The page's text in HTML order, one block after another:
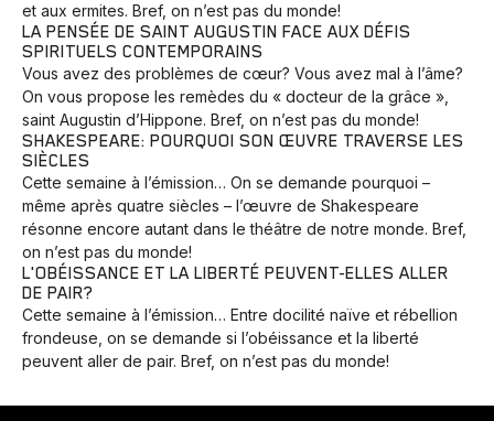
et aux ermites. Bref, on n’est pas du monde!
LA PENSÉE DE SAINT AUGUSTIN FACE AUX DÉFIS
SPIRITUELS CONTEMPORAINS
Vous avez des problèmes de cœur? Vous avez mal à l’âme?
On vous propose les remèdes du « docteur de la grâce »,
saint Augustin d’Hippone. Bref, on n’est pas du monde!
SHAKESPEARE: POURQUOI SON ŒUVRE TRAVERSE LES
SIÈCLES
Cette semaine à l’émission… On se demande pourquoi –
même après quatre siècles – l’œuvre de Shakespeare
résonne encore autant dans le théâtre de notre monde. Bref,
on n’est pas du monde!
L'OBÉISSANCE ET LA LIBERTÉ PEUVENT-ELLES ALLER
DE PAIR?
Cette semaine à l’émission… Entre docilité naïve et rébellion
frondeuse, on se demande si l’obéissance et la liberté
peuvent aller de pair. Bref, on n’est pas du monde!